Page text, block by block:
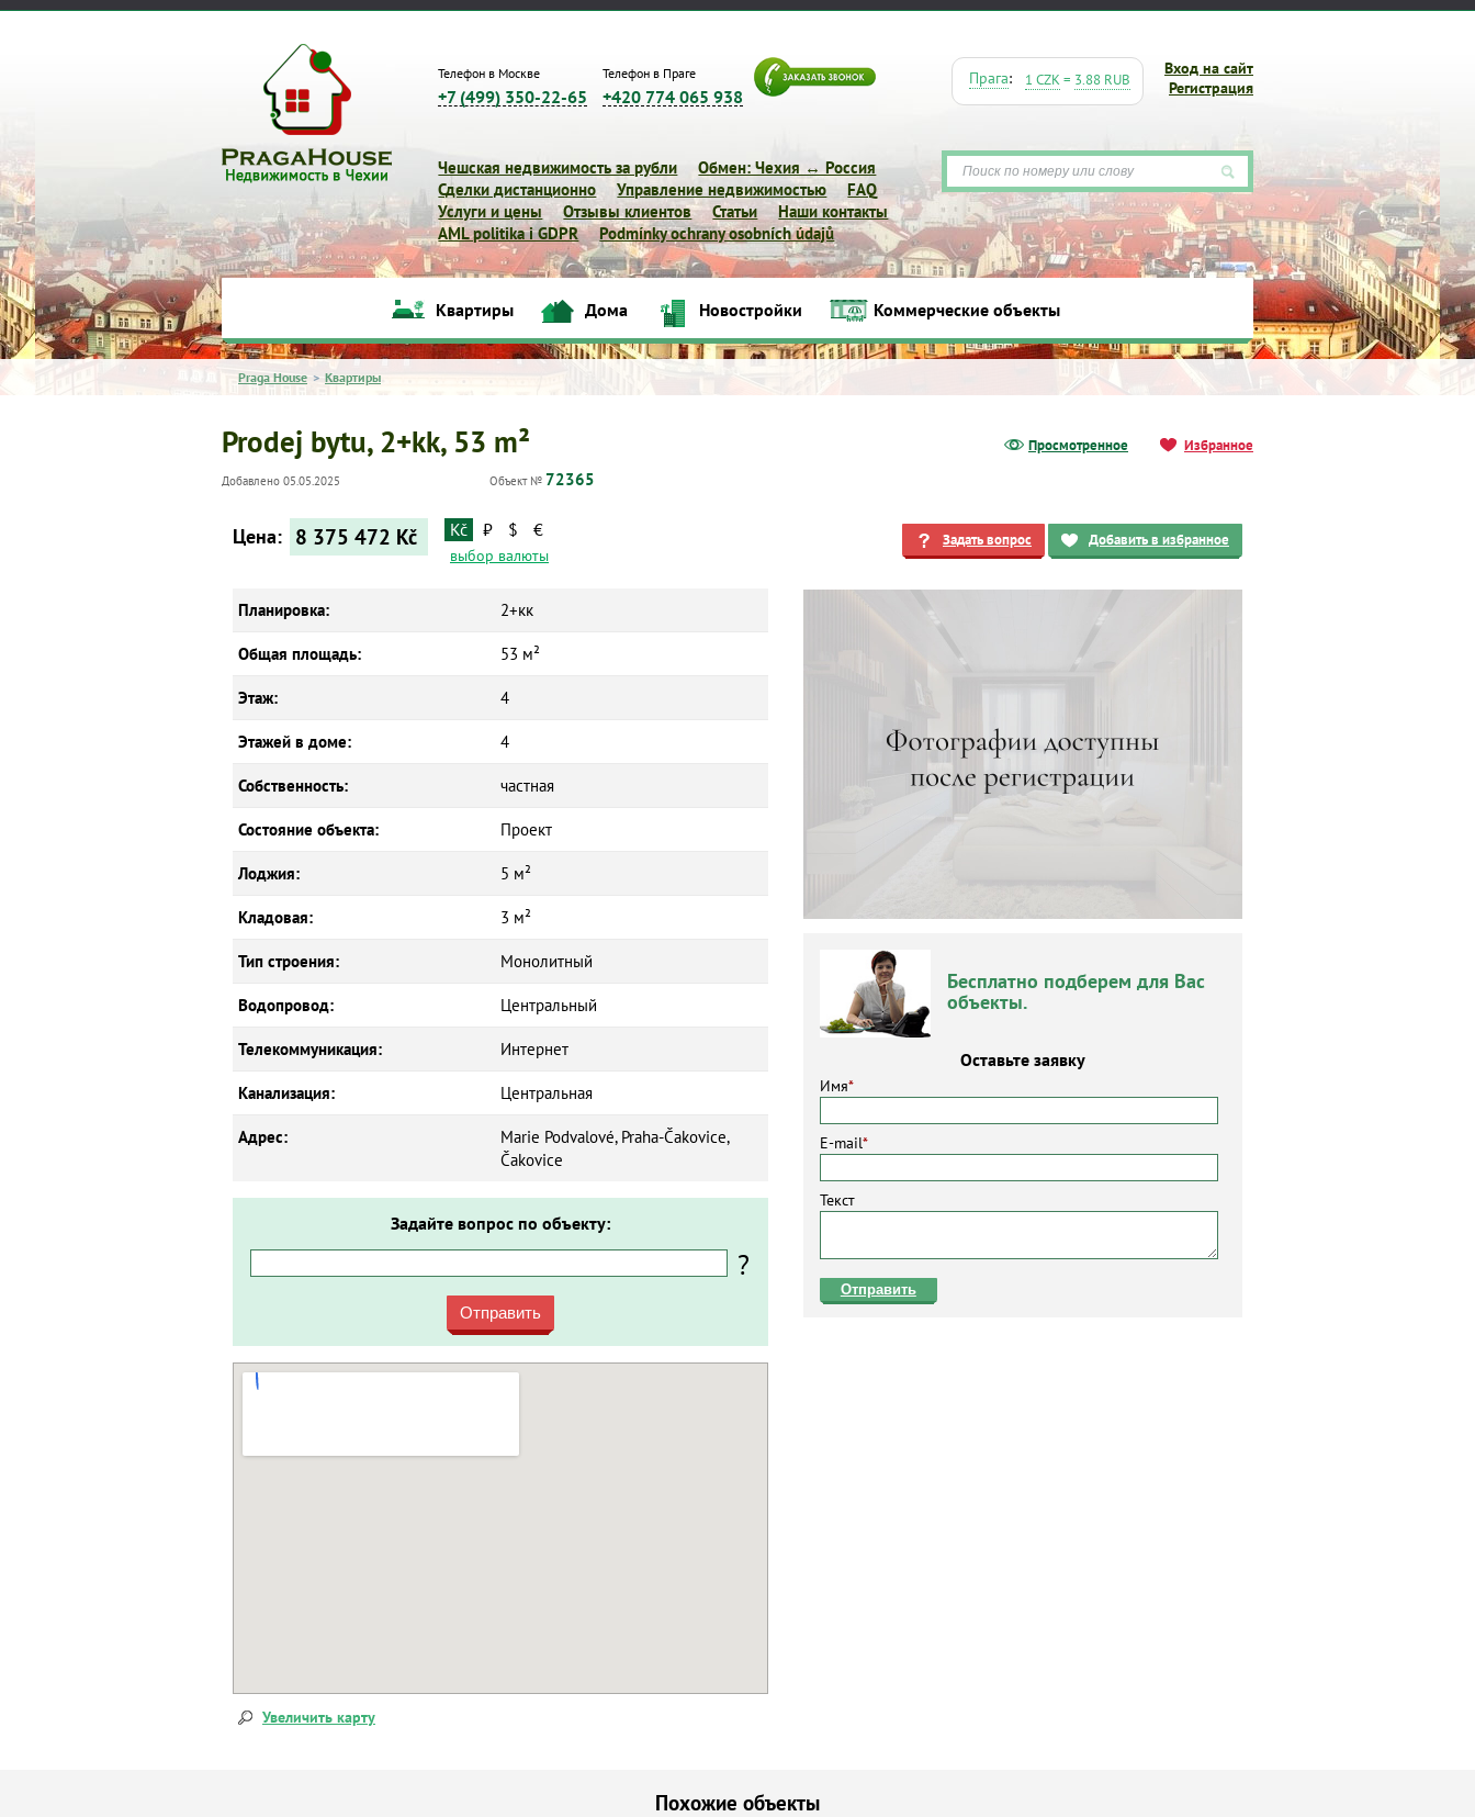
Телефон в Москве
+7 (499) 350-22-65
Телефон в Праге
+420 774 065 938
Вход на сайт
Регистрация
Прага: 1 CZK= 3.88 RUB
Чешская недвижимость за рубли
Обмен: Чехия ↔ Россия
Сделки дистанционно
Управление недвижимостью
FAQ
Услуги и цены
Отзывы клиентов Статьи
Наши контакты
AML politika i GDPR
Podmínky ochrany osobních údajů
Квартиры Дома Новостройки Коммерческие объекты
Квартиры Дома Новостройки Коммерческие объекты
Praga House > Квартиры
Просмотренное Избранное
Prodej bytu, 2+kk, 53 m²
Добавлено 05.05.2025 Объект № 72365
Задать вопрос Добавить в избранное
Бесплатно подберем для Вас
объекты.
Оставьте заявку
Имя*
E-mail*
Текст
Отправить
Цена: 8 375 472 Kč Kč ₽ $ €
выбор валюты
Планировка: 2+кк
Общая площадь: 53 м²
Этаж: 4
Этажей в доме: 4
Собственность: частная
Состояние объекта: Проект
Лоджия: 5 м²
Кладовая: 3 м²
Тип строения: Монолитный
Водопровод: Центральный
Телекоммуникация: Интернет
Канализация: Центральная
Адрес:
Marie Podvalové, Praha-Čakovice,
Čakovice
Задайте вопрос по объекту:
?
Отправить
Увеличить карту
Похожие объекты